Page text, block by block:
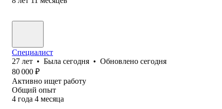
Специалист
27 лет • Была сегодня • Обновлено сегодня
80 000 ₽
Активно ищет работу
Общий опыт
4 года 4 месяца